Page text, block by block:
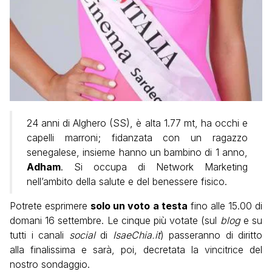
24 anni di Alghero (SS), è alta 1.77 mt, ha occhi e
capelli marroni; fidanzata con un ragazzo
senegalese, insieme hanno un bambino di 1 anno,
Adham. Si occupa di Network Marketing
nell’ambito della salute e del benessere fisico.
Potrete esprimere solo un voto a testa fino alle 15.00 di
domani 16 settembre. Le cinque più votate (sul bloge su
tutti i canali socialdi IsaeChia.it) passeranno di diritto
alla finalissima e sarà, poi, decretata la vincitrice del
nostro sondaggio.